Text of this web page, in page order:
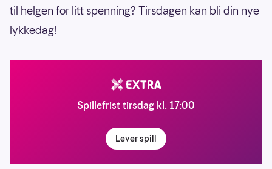
til helgen for litt spenning? Tirsdagen kan bli din nye
lykkedag!
Spillefrist tirsdag kl. 17:00
Lever spill